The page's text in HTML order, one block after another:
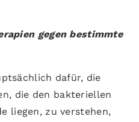
gegen bestimmte
dafür, die
die den bakteriellen
liegen, zu verstehen,